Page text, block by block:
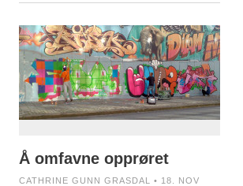
Å omfavne opprøret
CATHRINE GUNN GRASDAL • 18. NOV